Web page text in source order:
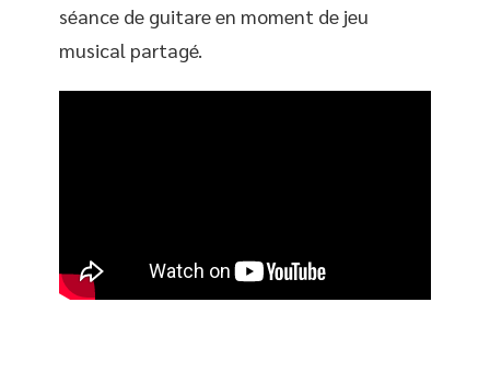
séance de guitare en moment de jeu
musical partagé.